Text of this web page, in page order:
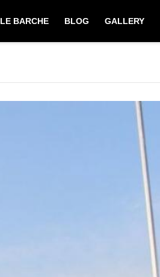
LE BARCHE BLOG GALLERY